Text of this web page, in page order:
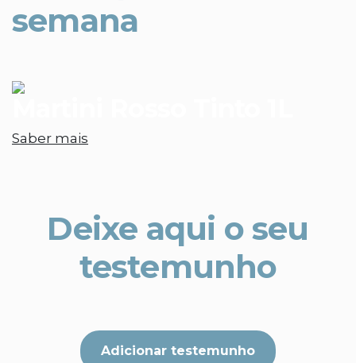
semana
Saber mais
Deixe aqui o seu
testemunho
Adicionar testemunho